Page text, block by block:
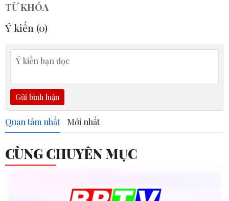
TỪ KHÓA
Ý kiến (0)
Gửi bình luận
Quan tâm nhất Mới nhất
CÙNG CHUYÊN MỤC